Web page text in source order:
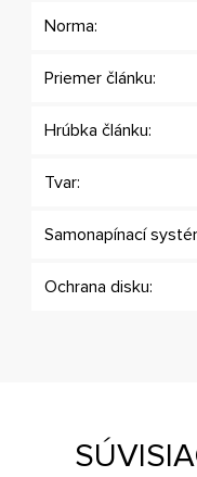
Norma:
Priemer článku:
Hrúbka článku:
Tvar:
Samonapínací
Ochrana disku: